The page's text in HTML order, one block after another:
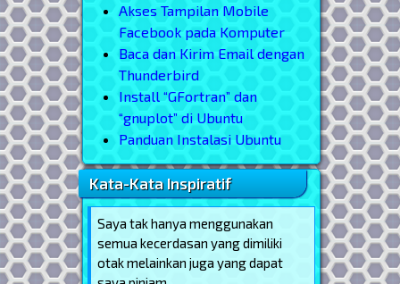
Akses Tampilan Mobile
Facebook pada Komputer
Baca dan Kirim Email dengan
Thunderbird
Install “GFortran” dan
“gnuplot” di Ubuntu
Panduan Instalasi Ubuntu
Kata-Kata Inspiratif
Saya tak hanya menggunakan
semua kecerdasan yang dimiliki
otak melainkan juga yang dapat